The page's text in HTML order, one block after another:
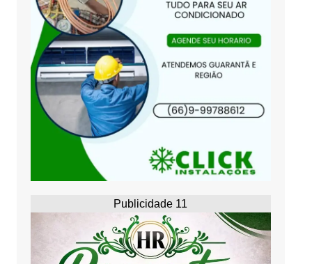
Publicidade 11